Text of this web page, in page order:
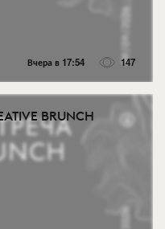
Вчера в 17:54 147
BRUNCH